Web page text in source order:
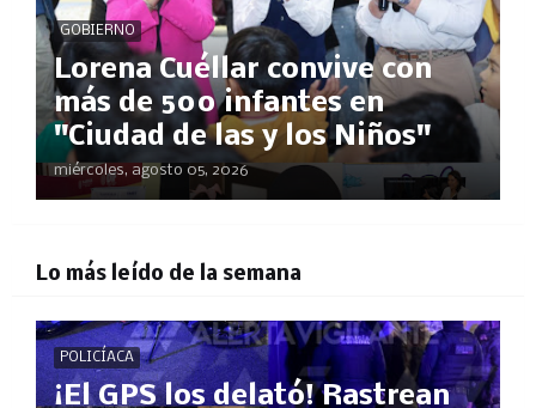
GOBIERNO
Lorena Cuéllar convive con
más de 500 infantes en
"Ciudad de las y los Niños"
miércoles, agosto 05, 2026
Lo más leído de la semana
POLICÍACA
¡El GPS los delató! Rastrean